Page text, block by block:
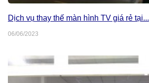
Dịch vụ thay thế màn hình TV giá rẻ tại...
06/06/2023